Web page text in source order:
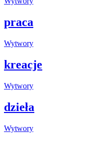
praca
Wytwory
kreacje
Wytwory
dzieła
Wytwory